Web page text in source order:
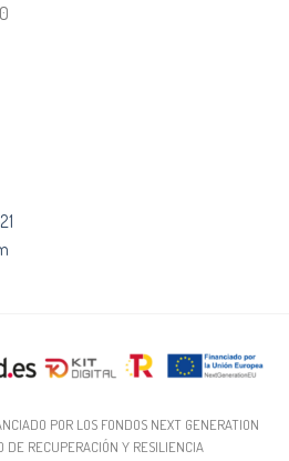
POR LOS FONDOS NEXT GENERATION
DE RECUPERACIÓN Y RESILIENCIA